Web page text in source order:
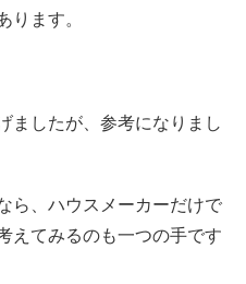
ります。
ましたが、参考になりまし
ら、ハウスメーカーだけで
えてみるのも一つの手です